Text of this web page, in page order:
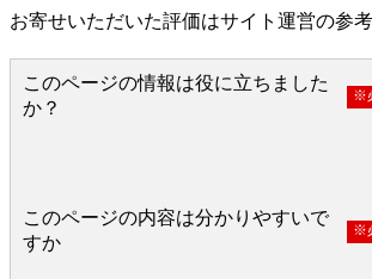
お寄せいただいた評価はサイト運営の参
このページの情報は役に立ちました
か？
※
このページの内容は分かりやすいで
すか
※